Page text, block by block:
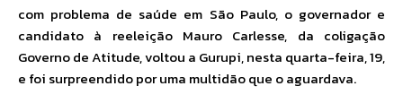
com problema de saúde em São Paulo, o governador e
candidato à reeleição Mauro Carlesse, da coligação
Governo de Atitude, voltou a Gurupi, nesta quarta-feira, 19,
e foi surpreendido por uma multidão que o aguardava.